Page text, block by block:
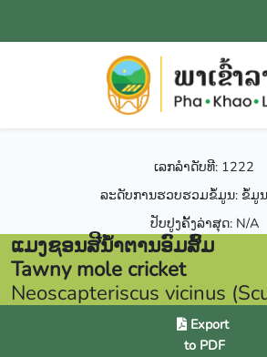
ເລກລຳດັບທີ: 1222
ລະດັບການຮວບຮວມຂໍ້ມູນ: ຂໍ້ມູ
ປັບປູງຄັ້ງລ່າສຸດ: N/A
ແມງຊອນສີນໍ້າຕານອົມສົ້ມ
Tawny mole cricket
Neoscapteriscus vicinus
Export
to PDF